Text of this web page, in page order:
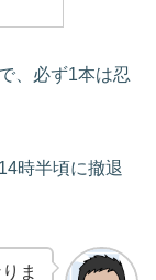
、必ず1本は忍
時半頃に撤退
ま